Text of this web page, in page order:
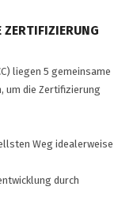
ZERTIFIZIERUNG
liegen 5 gemeinsame
um die Zertifizierung
Weg idealerweise
durch